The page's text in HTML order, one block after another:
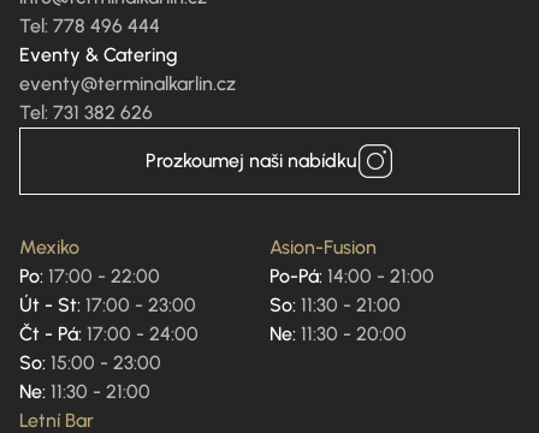
Tel: 778 496 444
Eventy & Catering
eventy@terminalkarlin.cz
Tel: 731 382 626
Prozkoumej naši nabídku
Mexiko
Po: 17:00 - 22:00
Út - St: 17:00 - 23:00
Čt - Pá: 17:00 - 24:00
So: 15:00 - 23:00
Ne: 11:30 - 21:00
Asion-Fusion
Po-Pá: 14:00 - 21:00
So: 11:30 - 21:00
Ne: 11:30 - 20:00
Letní Bar